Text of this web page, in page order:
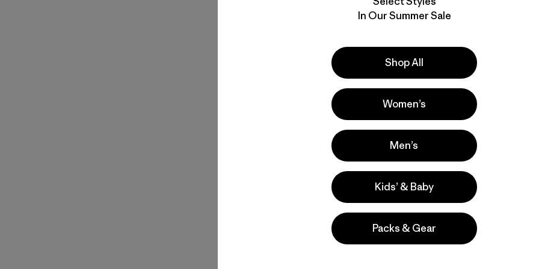
M's Capilene® Cool
Daily Hoody -
Boardshort Logo
$ 79
M's Capilene® Cool
Daily Hoody - Casting
Logo
New
In Our Summer Sale
Shop All
Women’s
Men’s
Kids’ & Baby
Packs & Gear